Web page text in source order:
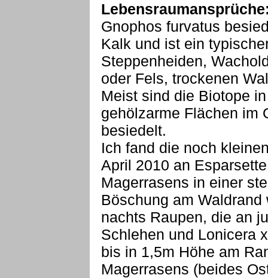
Gnophos furvatus
Kalk und ist ein
Steppenheiden,
oder Fels, trockenen
Meist sind die Biotope
gehölzarme Flächen im
besiedelt.
Ich fand die noch
April 2010 an
Magerrasens in einer
Böschung am
nachts Raupen, die an
Schlehen und Lonicera
bis in 1,5m Höhe am
Magerrasens (beides